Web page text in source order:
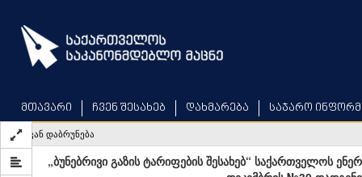
main
content
მთავარი ჩვენ შესახებ დახმარება საჯარო
უკან დაბრუნება
„ბუნებრივი გაზის ტარიფების შესახებ“ საქართველოს